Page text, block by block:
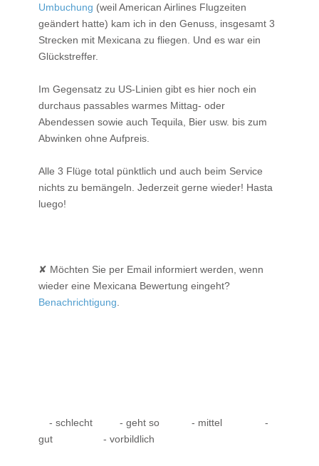
Umbuchung (weil American Airlines Flugzeiten
geändert hatte) kam ich in den Genuss, insgesamt 3
Strecken mit Mexicana zu fliegen. Und es war ein
Glückstreffer.
Im Gegensatz zu US-Linien gibt es hier noch ein
durchaus passables warmes Mittag- oder
Abendessen sowie auch Tequila, Bier usw. bis zum
Abwinken ohne Aufpreis.
Alle 3 Flüge total pünktlich und auch beim Service
nichts zu bemängeln. Jederzeit gerne wieder! Hasta
luego!
✘ Möchten Sie per Email informiert werden, wenn
wieder eine Mexicana Bewertung eingeht?
Benachrichtigung
- schlecht - geht so - mittel
-
gut
- vorbildlich